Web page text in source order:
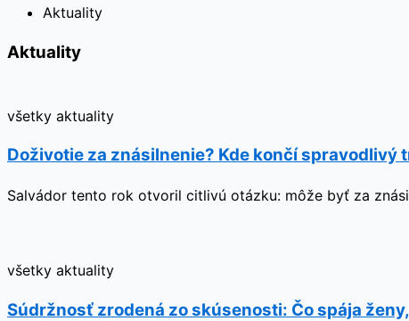
Aktuality
Aktuality
všetky aktuality
Doživotie za znásilnenie? Kde končí spravodlivý
Salvádor tento rok otvoril citlivú otázku: môže byť za
všetky aktuality
Súdržnosť zrodená zo skúsenosti: Čo spája